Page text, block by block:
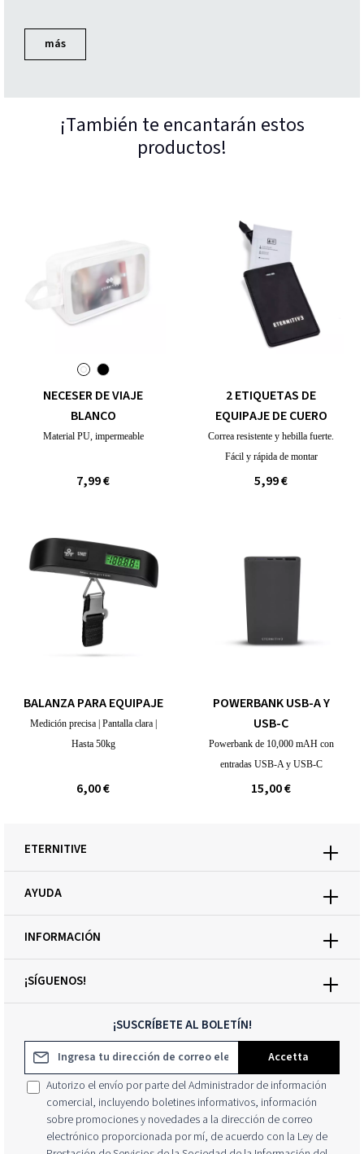
más
¡También te encantarán estos
productos!
NECESER DE VIAJE
BLANCO
Material PU, impermeable
7,99 €
2 ETIQUETAS DE
EQUIPAJE DE CUERO
Correa resistente y hebilla fuerte.
Fácil y rápida de montar
5,99 €
BALANZA PARA EQUIPAJE
Medición precisa | Pantalla clara |
Hasta 50kg
6,00 €
POWERBANK USB-A Y
USB-C
Powerbank de 10,000 mAH con
entradas USB-A y USB-C
15,00 €
¡SUSCRÍBETE AL BOLETÍN!
Dirección de correo electrónico*
Accetta
Autorizo el envío por parte del Administrador de información
comercial, incluyendo boletines informativos, información
sobre promociones y novedades a la dirección de correo
electrónico proporcionada por mí, de acuerdo con la Ley de
¡SÍGUENOS!
ETERNITIVE
AYUDA
INFORMACIÓN